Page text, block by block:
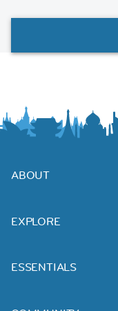
ABOUT
EXPLORE
ESSENTIALS